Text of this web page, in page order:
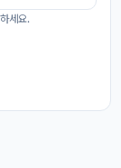
세요.